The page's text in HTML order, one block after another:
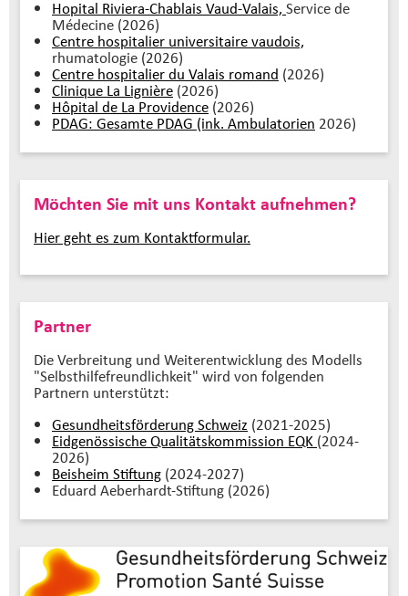
Hopital Riviera-Chablais Vaud-Valais, Service de
Médecine (2026)
Centre hospitalier universitaire vaudois,
rhumatologie (2026)
Centre hospitalier du Valais romand (2026)
Clinique La Lignière (2026)
Hôpital de La Providence (2026)
PDAG: Gesamte PDAG (ink. Ambulatorien 2026)
Möchten Sie mit uns Kontakt aufnehmen?
Hier geht es zum Kontaktformular.
Partner
Die Verbreitung und Weiterentwicklung des Modells
"Selbsthilfefreundlichkeit" wird von folgenden
Partnern unterstützt:
Gesundheitsförderung Schweiz (2021-2025)
Eidgenössische Qualitätskommission EQK (2024-
2026)
Beisheim Stiftung (2024-2027)
Eduard Aeberhardt-Stiftung (2026)